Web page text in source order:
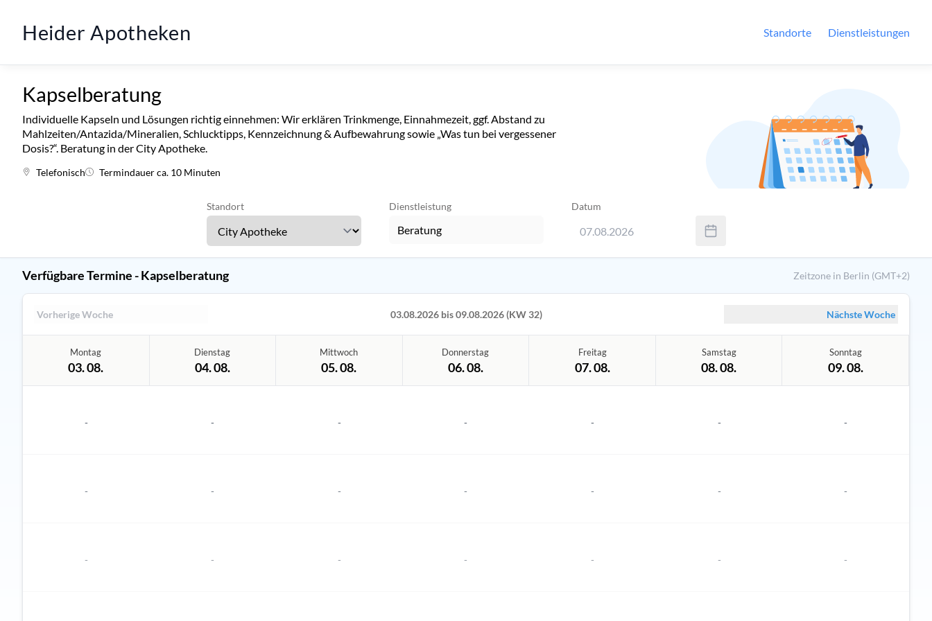
Heider Apotheken Standorte Dienstleistungen
Kapselberatung
Individuelle Kapseln und Lösungen richtig einnehmen: Wir erklären Trinkmenge, Einnahmezeit, ggf. Abstand zu
Mahlzeiten/Antazida/Mineralien, Schlucktipps, Kennzeichnung & Aufbewahrung sowie „Was tun bei vergessener
Dosis?“. Beratung in der City Apotheke.
Telefonisch Termindauer ca. 10 Minuten
Standort Dienstleistung Datum
07.08.2026
Verfügbare Termine - Kapselberatung Zeitzone in Berlin (GMT+2)
Vorherige Woche 03.08.2026 bis 09.08.2026 (KW 32) Nächste Woche
Montag
03. 08.
Dienstag
04. 08.
Mittwoch
05. 08.
Donnerstag
06. 08.
Freitag
07. 08.
Samstag
08. 08.
Sonntag
09. 08.
- - - - - - -
- - - - - - -
- - - - - - -